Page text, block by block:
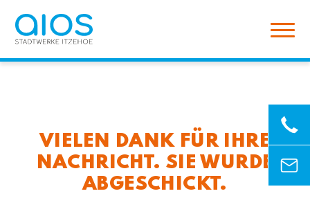
VIELEN DANK FÜR IHRE
NACHRICHT. SIE WURDE
ABGESCHICKT.